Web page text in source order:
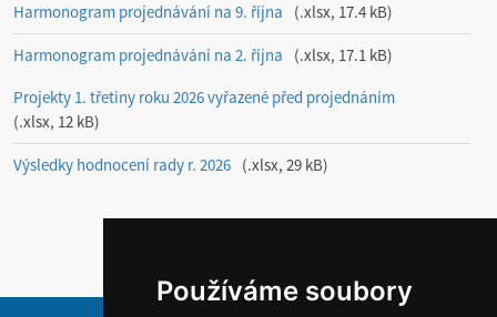
Používáme soubory
Harmonogram projednávání na 9. října .xlsx, 17.4 kB
Harmonogram projednávání na 2. října
.xlsx, 17.1 kB
Projekty 1. třetiny roku 2026 vyřazené před projednáním
.xlsx, 12 kB
Výsledky hodnocení rady r. 2026 .xlsx, 29 kB